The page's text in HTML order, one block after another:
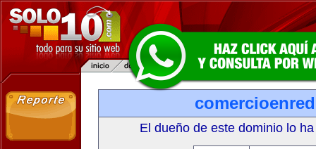
El dueño de este dominio lo